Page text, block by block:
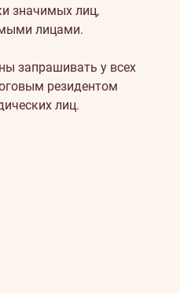
значимых лиц,
лицами.
запрашивать у всех
резидентом
лиц.